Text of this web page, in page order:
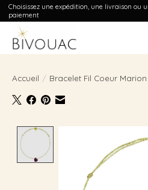
Choisissez une expédition, une livraison ou
paiement
Accueil / Bracelet Fil Coeur
Product image